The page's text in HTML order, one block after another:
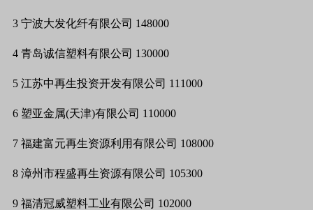
3 宁波大发化纤有限公司 148000
4 青岛诚信塑料有限公司 130000
5 江苏中再生投资开发有限公司 111000
6 塑亚金属(天津)有限公司 110000
7 福建富元再生资源利用有限公司 108000
8 漳州市程盛再生资源有限公司 105300
9 福清冠威塑料工业有限公司 102000